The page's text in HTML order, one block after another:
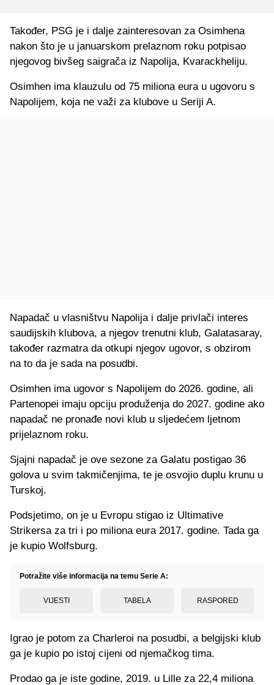
Također, PSG je i dalje zainteresovan za Osimhena
nakon što je u januarskom prelaznom roku potpisao
njegovog bivšeg saigrača iz Napolija, Kvarackheliju.
Osimhen ima klauzulu od 75 miliona eura u ugovoru s
Napolijem, koja ne važi za klubove u Seriji A.
Napadač u vlasništvu Napolija i dalje privlači interes
saudijskih klubova, a njegov trenutni klub, Galatasaray,
također razmatra da otkupi njegov ugovor, s obzirom
na to da je sada na posudbi.
Osimhen ima ugovor s Napolijem do 2026. godine, ali
Partenopei imaju opciju produženja do 2027. godine ako
napadač ne pronađe novi klub u sljedećem ljetnom
prijelaznom roku.
Sjajni napadač je ove sezone za Galatu postigao 36
golova u svim takmičenjima, te je osvojio duplu krunu u
Turskoj.
Podsjetimo, on je u Evropu stigao iz Ultimative
Strikersa za tri i po miliona eura 2017. godine. Tada ga
je kupio Wolfsburg.
Potražite više informacija na temu Serie A:
VIJESTI TABELA RASPORED
Igrao je potom za Charleroi na posudbi, a belgijski klub
ga je kupio po istoj cijeni od njemačkog tima.
Prodao ga je iste godine, 2019. u Lille za 22,4 miliona